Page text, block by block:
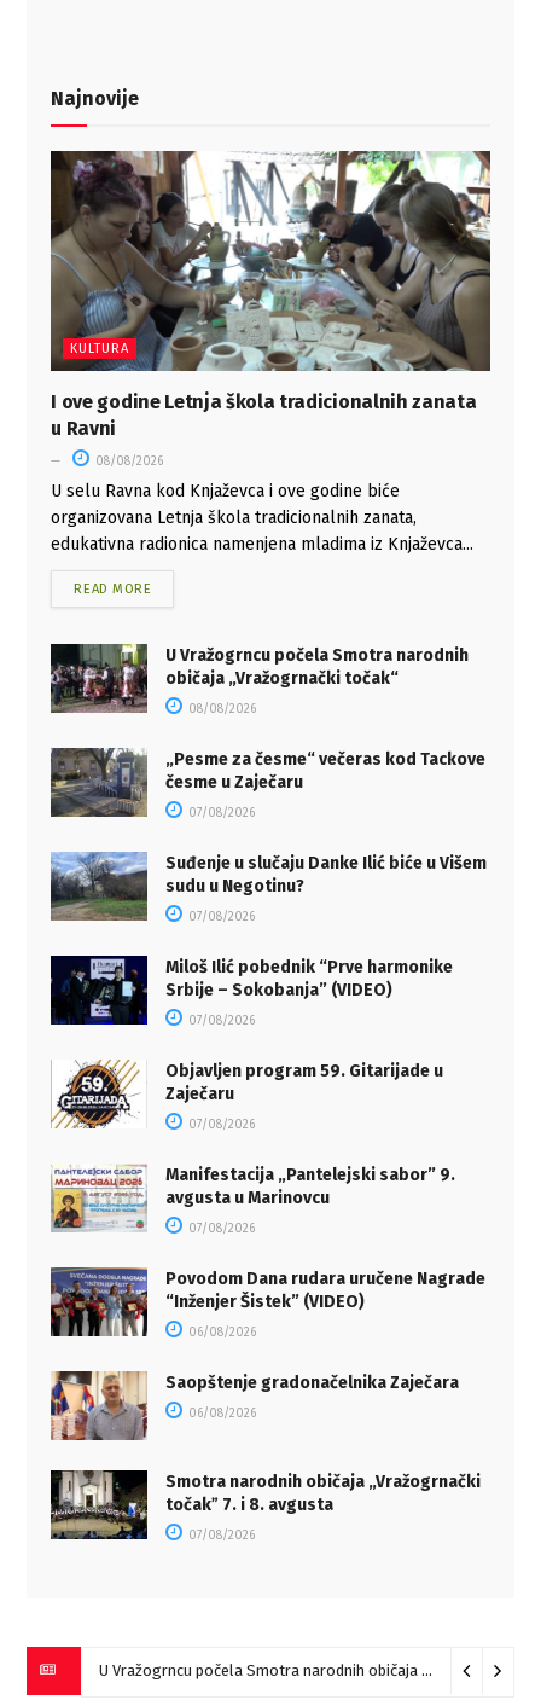
Najnovije
KULTURA
I ove godine Letnja škola tradicionalnih zanata
u Ravni
08/08/2026
U selu Ravna kod Knjaževca i ove godine biće
organizovana Letnja škola tradicionalnih zanata,
edukativna radionica namenjena mladima iz Knjaževca...
READ MORE
U Vražogrncu počela Smotra narodnih
običaja „Vražogrnački točak“
08/08/2026
„Pesme za česme“ večeras kod Tackove
česme u Zaječaru
07/08/2026
Suđenje u slučaju Danke Ilić biće u Višem
sudu u Negotinu?
07/08/2026
Miloš Ilić pobednik “Prve harmonike
Srbije – Sokobanja” (VIDEO)
07/08/2026
Objavljen program 59. Gitarijade u
Zaječaru
07/08/2026
Manifestacija „Pantelejski sabor” 9.
avgusta u Marinovcu
07/08/2026
Povodom Dana rudara uručene Nagrade
“Inženjer Šistek” (VIDEO)
06/08/2026
Saopštenje gradonačelnika Zaječara
06/08/2026
Smotra narodnih običaja „Vražogrnački
točakˮ 7. i 8. avgusta
07/08/2026
U Vražogrncu počela Smotra narodnih običaja „Vražogrnački točak“